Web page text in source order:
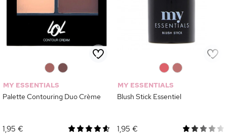
MY ESSENTIALS
Palette Contouring Duo Crème
1,95 €
MY ESSENTIALS
Blush Stick Essentiel
1,95 €